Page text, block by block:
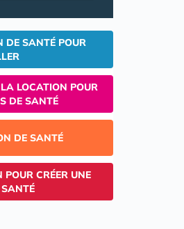
DE SANTÉ POUR
LOCATION POUR
DE SANTÉ
DE SANTÉ
POUR CRÉER UNE